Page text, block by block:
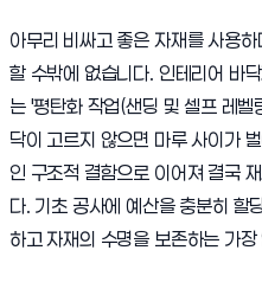
아무리 비싸고 좋은 자재를 사용
할 수밖에 없습니다. 인테리어 바
는 '평탄화 작업(샌딩 및 셀프 레
닥이 고르지 않으면 마루 사이가
인 구조적 결함으로 이어져 결국
다. 기초 공사에 예산을 충분히 할
하고 자재의 수명을 보존하는 가